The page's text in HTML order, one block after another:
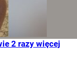
2 razy więcej